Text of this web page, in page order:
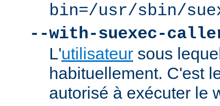
bin=/usr/sbin/
--with-suexec-
L'utilisateur sous
habituellement. C'est
autorisé à exécuter le